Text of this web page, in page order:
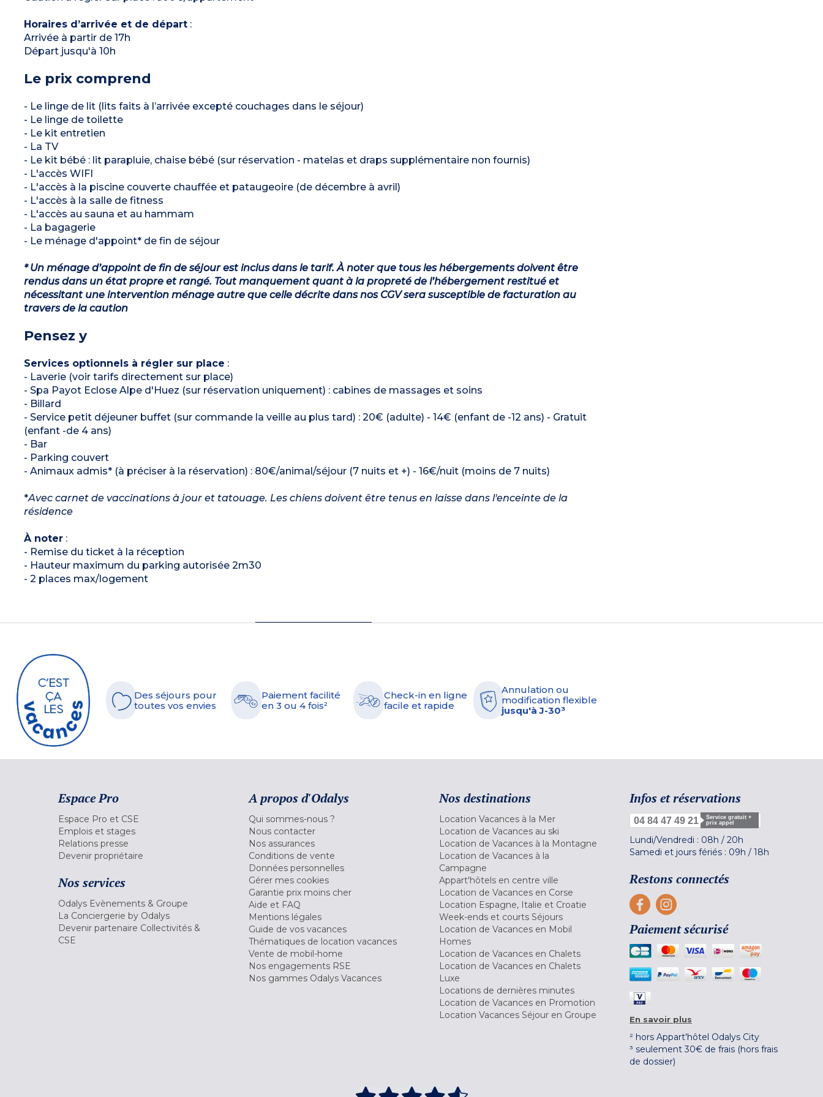
Horaires d’arrivée et de départ:
Arrivée à partir de 17h
Départ jusqu'à 10h
Le prix comprend
- Le linge de lit (lits faits à l’arrivée excepté couchages dans le séjour)
- Le linge de toilette
- Le kit entretien
- La TV
- Le kit bébé : lit parapluie, chaise bébé (sur réservation - matelas et draps supplémentaire non fournis)
- L'accès WIFI
- L'accès à la piscine couverte chauffée et pataugeoire (de décembre à avril)
- L'accès à la salle de fitness
- L'accès au sauna et au hammam
- La bagagerie
- Le ménage d'appoint* de fin de séjour
* Un ménage d’appoint de fin de séjour est inclus dans le tarif. À noter que tous les hébergements doivent être
rendus dans un état propre et rangé. Tout manquement quant à la propreté de l’hébergement restitué et
nécessitant une intervention ménage autre que celle décrite dans nos CGV sera susceptible de facturation au
travers de la caution
Pensez y
Services optionnels à régler sur place :
- Laverie (voir tarifs directement sur place)
- Spa Payot Eclose Alpe d'Huez (sur réservation uniquement) : cabines de massages et soins
- Billard
- Service petit déjeuner buffet (sur commande la veille au plus tard) : 20€ (adulte) - 14€ (enfant de -12 ans) - Gratuit
(enfant -de 4 ans)
- Bar
- Parking couvert
- Animaux admis* (à préciser à la réservation) : 80€/animal/séjour (7 nuits et +) - 16€/nuit (moins de 7 nuits)
*Avec carnet de vaccinations à jour et tatouage. Les chiens doivent être tenus en laisse dans l'enceinte de la
résidence
À noter:
- Remise du ticket à la réception
- Hauteur maximum du parking autorisée 2m30
- 2 places max/logement
Des séjours pour
toutes vos envies
Paiement facilité
en 3 ou 4 fois²
Check-in en ligne
facile et rapide
Annulation ou
modification flexible
jusqu'à J-30³
Espace Pro
Espace Pro et CSE
Emplois et stages
Relations presse
Devenir propriétaire
Nos services
Odalys Evènements & Groupe
La Conciergerie by Odalys
Devenir partenaire Collectivités &
CSE
A propos d'Odalys
Qui sommes-nous ?
Nous contacter
Nos assurances
Conditions de vente
Données personnelles
Gérer mes cookies
Garantie prix moins cher
Aide et FAQ
Mentions légales
Guide de vos vacances
Thématiques de location vacances
Vente de mobil-home
Nos engagements RSE
Nos gammes Odalys Vacances
Nos destinations
Location Vacances à la Mer
Location de Vacances au ski
Location de Vacances à la Montagne
Location de Vacances à la
Campagne
Appart'hôtels en centre ville
Location de Vacances en Corse
Location Espagne, Italie et Croatie
Week-ends et courts Séjours
Location de Vacances en Mobil
Homes
Location de Vacances en Chalets
Location de Vacances en Chalets
Luxe
Locations de dernières minutes
Location de Vacances en Promotion
Location Vacances Séjour en Groupe
Infos et réservations
04 84 47 49 21
Service gratuit +
prix appel
Lundi/Vendredi : 08h / 20h
Samedi et jours fériés : 09h / 18h
Restons connectés
Paiement sécurisé
En savoir plus
² hors Appart'hôtel Odalys City
³ seulement 30€ de frais (hors frais
de dossier)